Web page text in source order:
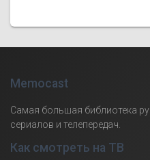
Memocast
Самая большая библиотека
сериалов и телепередач.
Как смотреть на ТВ